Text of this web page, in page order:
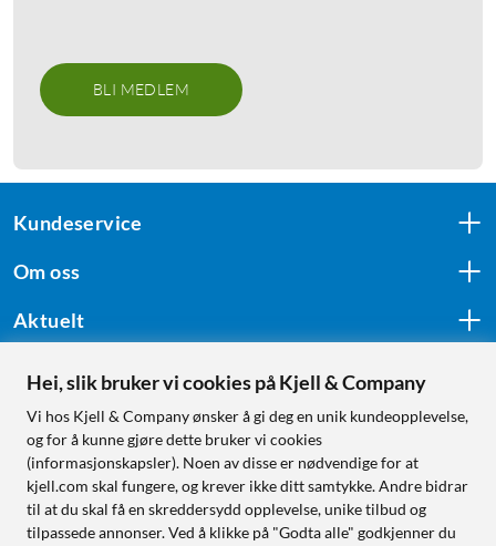
BLI MEDLEM
Kundeservice
Om oss
Aktuelt
Følg oss
Handle fra:
Sverige
Hei, slik bruker vi cookies på Kjell & Company
Vi hos Kjell & Company ønsker å gi deg en unik kundeopplevelse,
og for å kunne gjøre dette bruker vi cookies
(informasjonskapsler). Noen av disse er nødvendige for at
kjell.com skal fungere, og krever ikke ditt samtykke. Andre bidrar
til at du skal få en skreddersydd opplevelse, unike tilbud og
tilpassede annonser. Ved å klikke på "Godta alle" godkjenner du